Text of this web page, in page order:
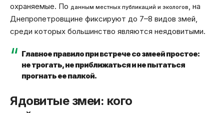
охраняемые. По данным местных публикаций и экологов
, на
Днепропетровщине фиксируют до 7–8 видов змей,
среди которых большинство являются неядовитыми.
Главное правило при встрече со змеей простое:
не трогать, не приближаться и не пытаться
прогнать ее палкой.
Ядовитые змеи: кого